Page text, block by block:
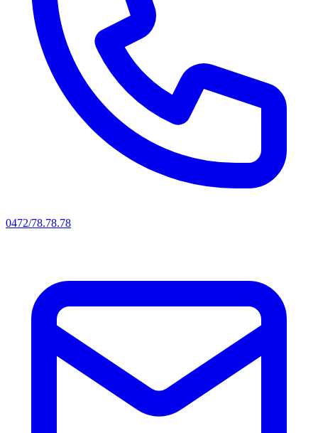
0472/78.78.78